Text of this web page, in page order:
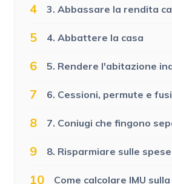
4 3. Abbassare la rendita
5 4. Abbattere la casa
6 5. Rendere l'abitazione
7 6. Cessioni, permute e
8 7. Coniugi che fingono
9 8. Risparmiare sulle
10 Come calcolare IMU